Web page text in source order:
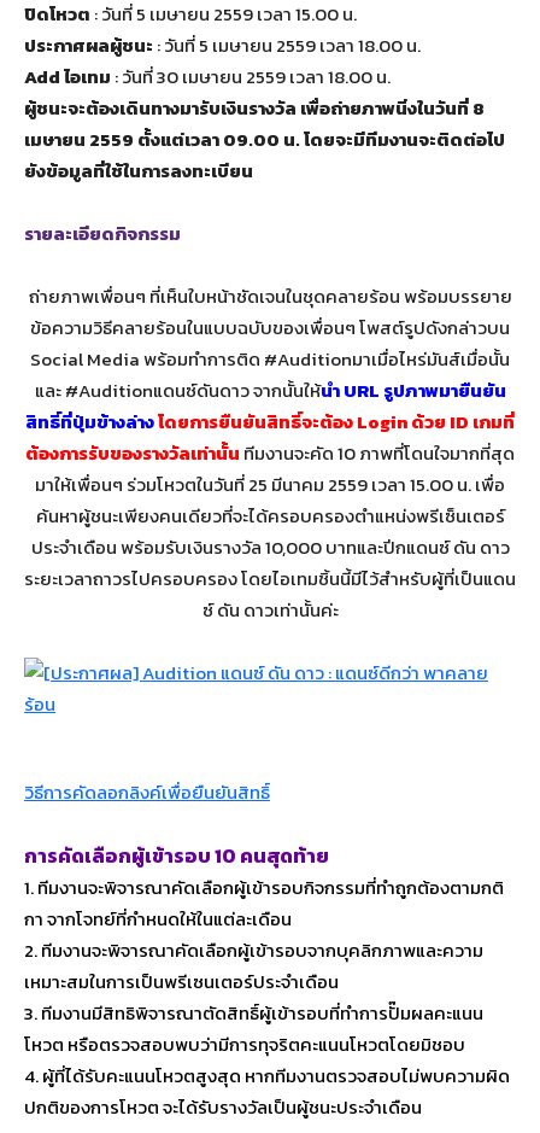
ปิดโหวต : วันที่ 5 เมษายน 2559 เวลา 15.00 น.
ประกาศผลผู้ชนะ : วันที่ 5 เมษายน 2559 เวลา 18.00 น.
Add ไอเทม : วันที่ 30 เมษายน 2559 เวลา 18.00 น.
ผู้ชนะจะต้องเดินทางมารับเงินรางวัล เพื่อถ่ายภาพนิ่งในวันที่ 8
เมษายน 2559 ตั้งแต่เวลา 09.00 น. โดยจะมีทีมงานจะติดต่อไป
ยังข้อมูลที่ใช้ในการลงทะเบียน
รายละเอียดกิจกรรม
ถ่ายภาพเพื่อนๆ ที่เห็นใบหน้าชัดเจนในชุดคลายร้อน พร้อมบรรยาย
ข้อความวิธีคลายร้อนในแบบฉบับของเพื่อนๆ โพสต์รูปดังกล่าวบน
Social Media พร้อมทำการติด #Auditionมาเมื่อไหร่มันส์เมื่อนั้น
และ #Auditionแดนซ์ดันดาว จากนั้นให้นำ URL รูปภาพมายืนยัน
สิทธิ์ที่ปุ่มข้างล่างโดยการยืนยันสิทธิ์จะต้อง Login ด้วย ID เกมที่
ต้องการรับของรางวัลเท่านั้น ทีมงานจะคัด 10 ภาพที่โดนใจมากที่สุด
มาให้เพื่อนๆ ร่วมโหวตในวันที่ 25 มีนาคม 2559 เวลา 15.00 น. เพื่อ
ค้นหาผู้ชนะเพียงคนเดียวที่จะได้ครอบครองตำแหน่งพรีเซ็นเตอร์
ประจำเดือน พร้อมรับเงินรางวัล 10,000 บาทและปีกแดนซ์ ดัน ดาว
ระยะเวลาถาวรไปครอบครอง โดยไอเทมชิ้นนี้มีไว้สำหรับผู้ที่เป็นแดน
ซ์ ดัน ดาวเท่านั้นค่ะ
วิธีการคัดลอกลิงค์เพื่อยืนยันสิทธิ์
การคัดเลือกผู้เข้ารอบ 10 คนสุดท้าย
1. ทีมงานจะพิจารณาคัดเลือกผู้เข้ารอบกิจกรรมที่ทำถูกต้องตามกติ
กา จากโจทย์ที่กำหนดให้ในแต่ละเดือน
2. ทีมงานจะพิจารณาคัดเลือกผู้เข้ารอบจากบุคลิกภาพและความ
เหมาะสมในการเป็นพรีเซนเตอร์ประจำเดือน
3. ทีมงานมีสิทธิพิจารณาตัดสิทธิ์ผู้เข้ารอบที่ทำการปั๊มผลคะแนน
โหวต หรือตรวจสอบพบว่ามีการทุจริตคะแนนโหวตโดยมิชอบ
4. ผู้ที่ได้รับคะแนนโหวตสูงสุด หากทีมงานตรวจสอบไม่พบความผิด
ปกติของการโหวต จะได้รับรางวัลเป็นผู้ชนะประจำเดือน